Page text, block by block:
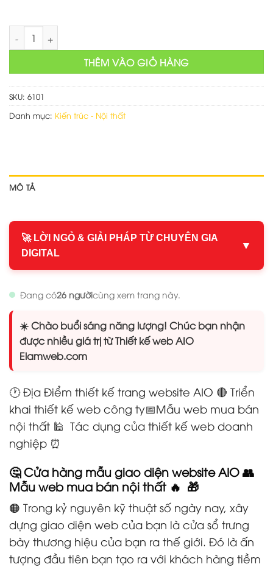
Mẫu web mua bán nội thất số lượng
THÊM VÀO GIỎ HÀNG
SKU: 6101
Danh mục: Kiến trúc - Nội thất
MÔ TẢ
🚀 LỜI NGỎ & GIẢI PHÁP TỪ CHUYÊN GIA
DIGITAL
▼
Đang có26 ngườicùng xem trang này.
☀️ Chào buổi sáng năng lượng! Chúc bạn nhận
được nhiều giá trị từ Thiết kế web AIO
Elamweb.com
🕐 Địa Điểm thiết kế trang website AIO 🔴 Triển
khai thiết kế web công ty📅Mẫu web mua bán
nội thất 🕌 Tác dụng của thiết kế web doanh
nghiệp ⏰
🤔 Cửa hàng mẫu giao diện website AIO 👥
Mẫu web mua bán nội thất 🔥 🎁
🟠 Trong kỷ nguyên kỹ thuật số ngày nay, xây
dựng giao diện web của bạn là cửa sổ trưng
bày thương hiệu của bạn ra thế giới. Đó là ấn
tượng đầu tiên bạn tạo ra với khách hàng tiềm